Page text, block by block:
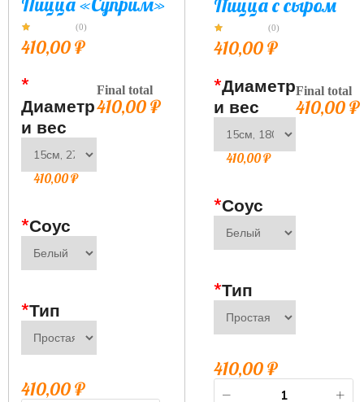
(0)
410,00₽
*
Диаметр
и вес
410,00₽
*Соус
*Тип
Final total
410,00₽
410,00₽
Пицца с сыром
(0)
410,00₽
*Диаметр
и вес
410,00₽
*Соус
*Тип
Final total
410,00₽
410,00₽